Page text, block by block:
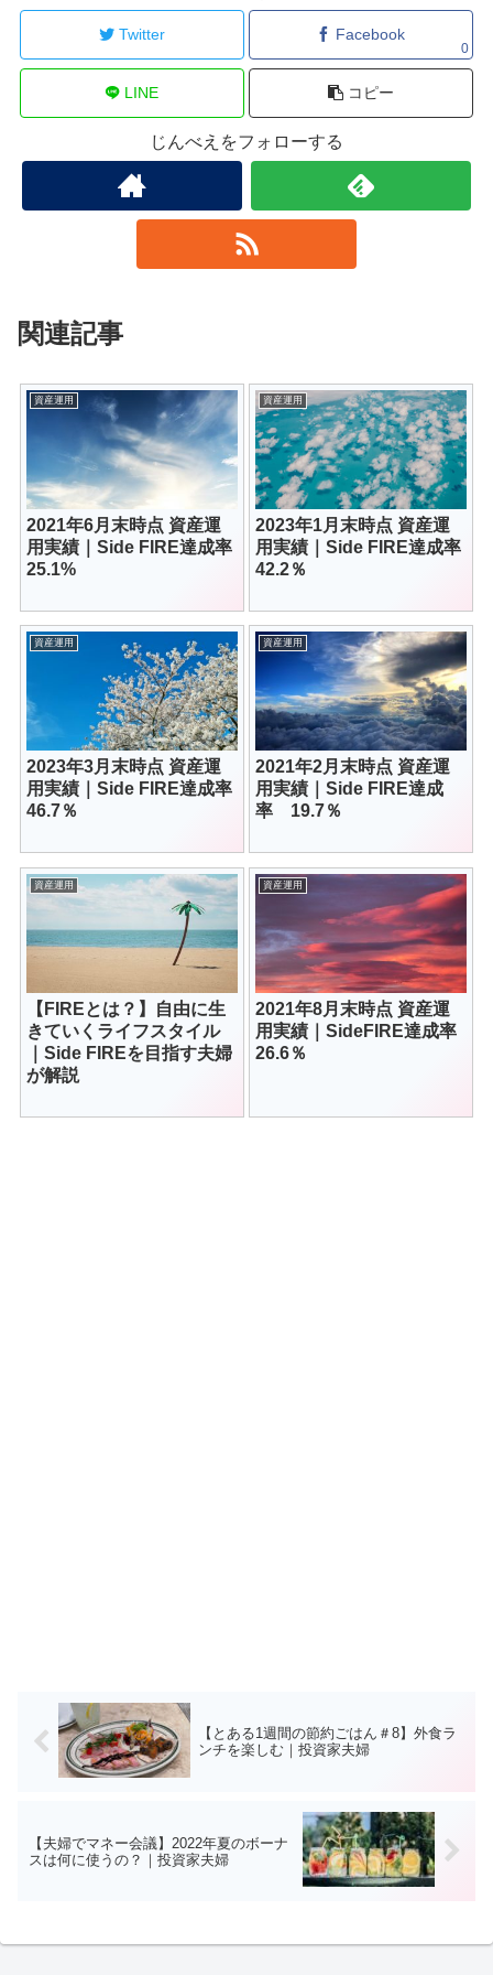
Twitter Facebook
0
LINE コピー
じんべえをフォローする
関連記事
資産運用
2021年6月末時点 資産運
用実績｜Side FIRE達成率
25.1%
資産運用
2023年1月末時点 資産運
用実績｜Side FIRE達成率
42.2％
資産運用
2023年3月末時点 資産運
用実績｜Side FIRE達成率
46.7％
資産運用
2021年2月末時点 資産運
用実績｜Side FIRE達成
率 19.7％
資産運用
【FIREとは？】自由に生
きていくライフスタイル
｜Side FIREを目指す夫婦
が解説
資産運用
2021年8月末時点 資産運
用実績｜SideFIRE達成率
26.6％
【とある1週間の節約ごはん＃8】外食ラ
ンチを楽しむ｜投資家夫婦
【夫婦でマネー会議】2022年夏のボーナ
スは何に使うの？｜投資家夫婦